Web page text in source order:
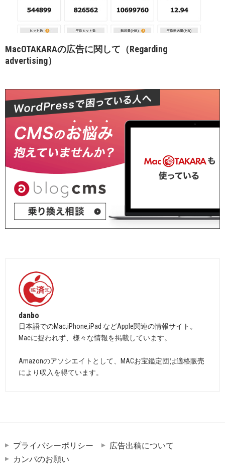
MacOTAKARAの広告に関して（Regarding
advertising）
danbo
日本語でのMac,iPhone,iPad などApple関連の情報サイト。
Macに捉われず、様々な情報を掲載しています。
Amazonのアソシエイトとして、MACお宝鑑定団は適格販売
により収入を得ています。
プライバシーポリシー
広告出稿について
カンパのお願い